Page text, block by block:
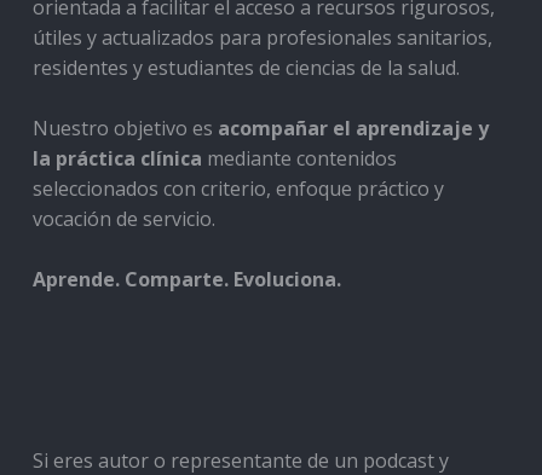
orientada a facilitar el acceso a recursos rigurosos,
útiles y actualizados para profesionales sanitarios,
residentes y estudiantes de ciencias de la salud.
Nuestro objetivo es acompañar el aprendizaje y
la práctica clínica mediante contenidos
seleccionados con criterio, enfoque práctico y
vocación de servicio.
Aprende. Comparte. Evoluciona.
Si eres autor o representante de un podcast y